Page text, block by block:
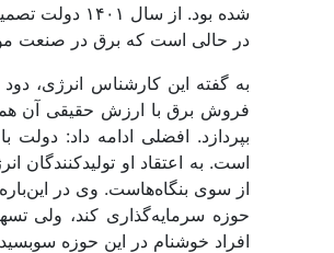
شده بود. از
در حالی است که برق در صنعت
به گفته‌‌ این کارشناس انرژی،
فروش برق با ارزش حقیقی آن
بپردازد. افضلی ادامه داد:
است. به اعتقاد او تولیدکنندگان
حوزه سرمایه‌گذاری کند، ولی
افراد خوشنام در این حوزه